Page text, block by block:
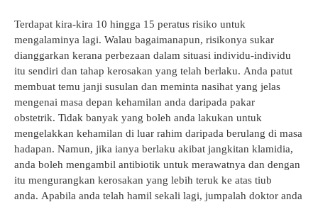
Terdapat kira-kira 10 hingga 15 peratus risiko untuk
mengalaminya lagi. Walau bagaimanapun, risikonya sukar
dianggarkan kerana perbezaan dalam situasi individu-individu
itu sendiri dan tahap kerosakan yang telah berlaku. Anda patut
membuat temu janji susulan dan meminta nasihat yang jelas
mengenai masa depan kehamilan anda daripada pakar
obstetrik. Tidak banyak yang boleh anda lakukan untuk
mengelakkan kehamilan di luar rahim daripada berulang di masa
hadapan. Namun, jika ianya berlaku akibat jangkitan klamidia,
anda boleh mengambil antibiotik untuk merawatnya dan dengan
itu mengurangkan kerosakan yang lebih teruk ke atas tiub
anda. Apabila anda telah hamil sekali lagi, jumpalah doktor anda